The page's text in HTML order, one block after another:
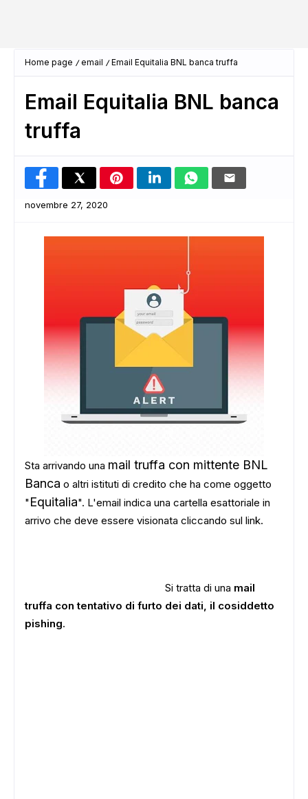
Home page email Email Equitalia BNL banca truffa
Email Equitalia BNL banca
truffa
novembre 27, 2020
Sta arrivando una mail truffa con mittente BNL
Banca o altri istituti di credito che ha come oggetto
" Equitalia". L'email indica una cartella esattoriale in
arrivo che deve essere visionata cliccando sul link.
Si tratta di una mail
truffa con tentativo di furto dei dati, il cosiddetto
pishing.